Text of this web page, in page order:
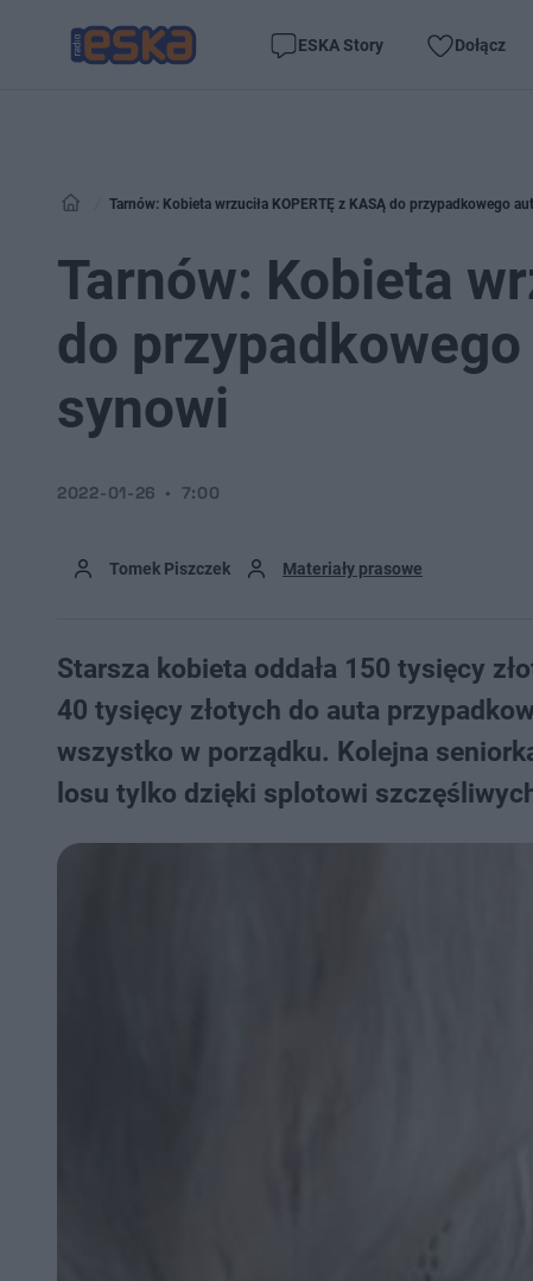
ESKA Story Dołącz
Tarnów: Kobieta wrzuciła KOPERTĘ z KASĄ do przypadkowego
Tarnów: Kobieta
do
synowi
Tomek Piszczek Materiały prasowe
2022-01-26 7:00
​Starsza kobieta oddała 150 tysięcy
40 tysięcy złotych do auta
wszystko w porządku. Kolejna
losu tylko dzięki splotowi